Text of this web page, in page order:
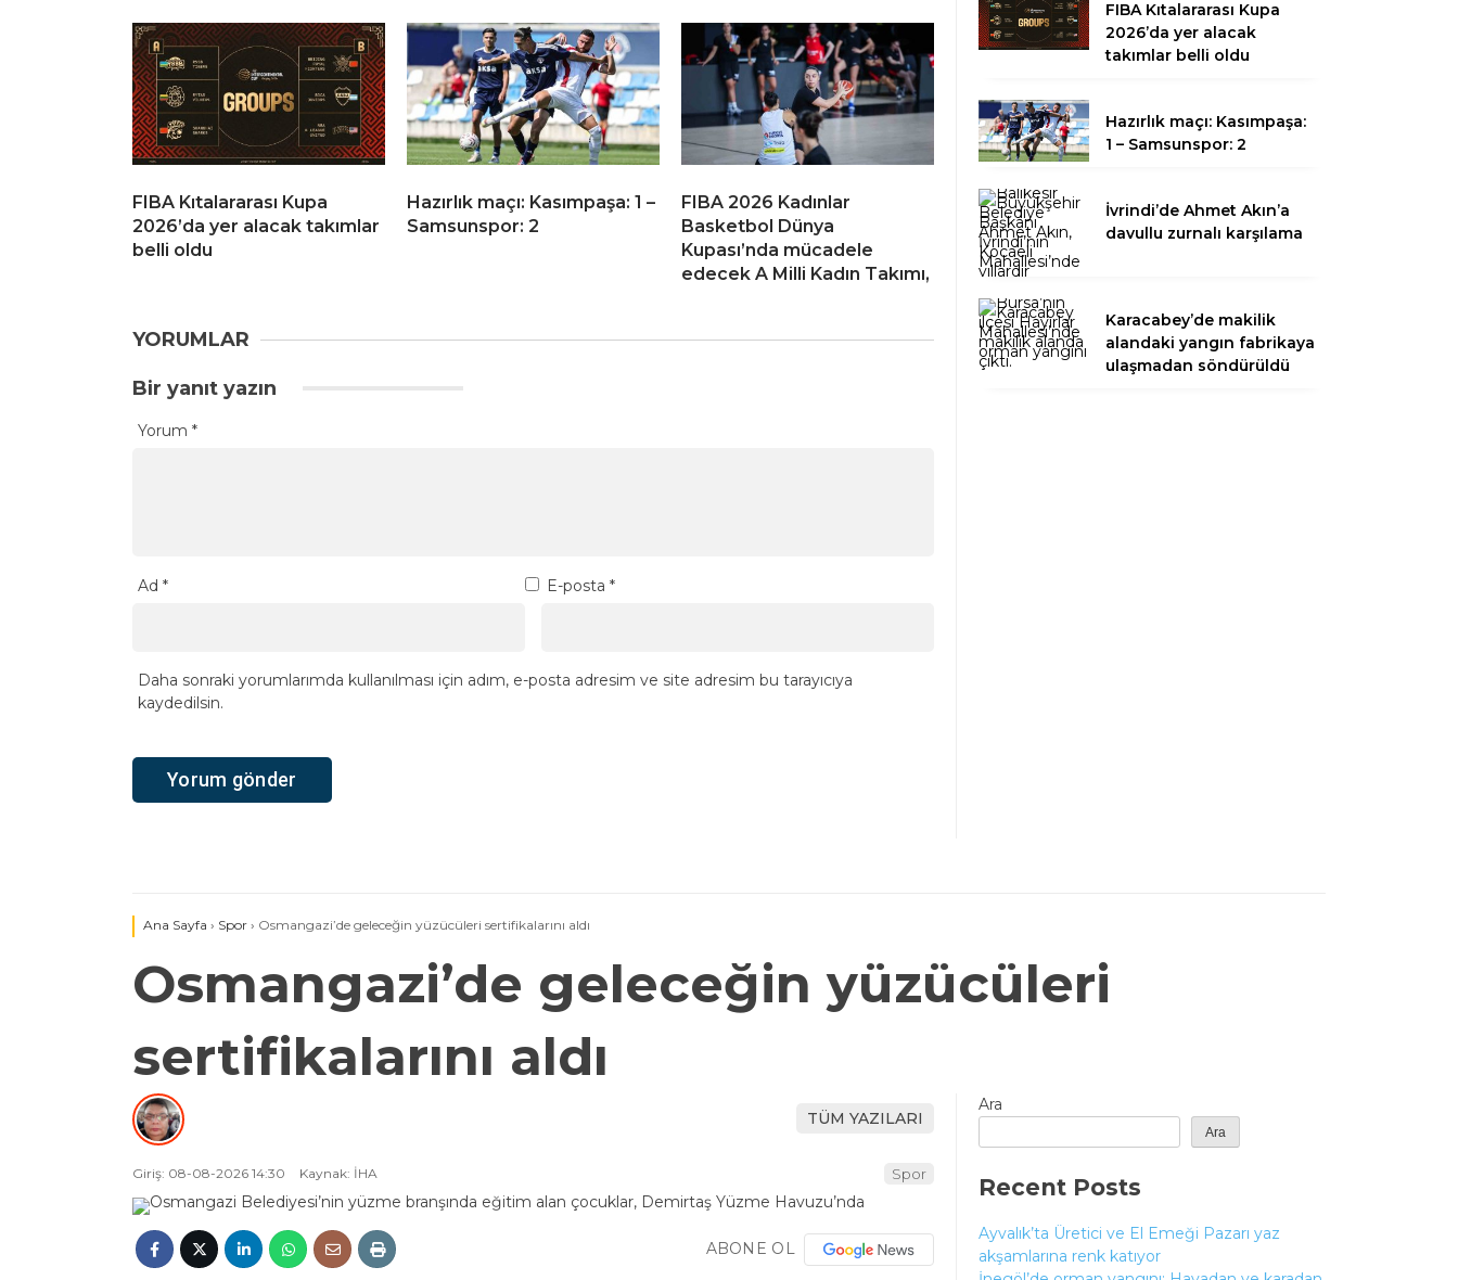
FIBA Kıtalararası Kupa
2026’da yer alacak takımlar
belli oldu
Hazırlık maçı: Kasımpaşa: 1 –
Samsunspor: 2
FIBA 2026 Kadınlar
Basketbol Dünya
Kupası’nda mücadele
edecek A Milli Kadın Takımı,
YORUMLAR
Bir yanıt yazın
Yorum *
Ad * E-posta *
Daha sonraki yorumlarımda kullanılması için adım, e-posta adresim ve site adresim bu tarayıcıya
kaydedilsin.
FIBA Kıtalararası Kupa
2026’da yer alacak
takımlar belli oldu
Hazırlık maçı: Kasımpaşa:
1 – Samsunspor: 2
İvrindi’de Ahmet Akın’a
davullu zurnalı karşılama
Karacabey’de makilik
alandaki yangın fabrikaya
ulaşmadan söndürüldü
Ana Sayfa › Spor › Osmangazi’de geleceğin yüzücüleri sertifikalarını aldı
Osmangazi’de geleceğin yüzücüleri
sertifikalarını aldı
TÜM YAZILARI
Giriş: 08-08-2026 14:30 Kaynak: İHA Spor
ABONE OL
Ara
Ara
Recent Posts
Ayvalık’ta Üretici ve El Emeği Pazarı yaz
akşamlarına renk katıyor